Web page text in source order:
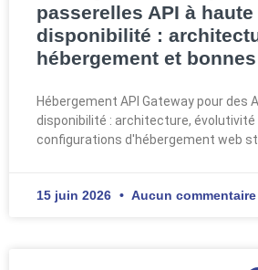
passerelles API à haute
disponibilité :
hébergement et
Hébergement API Gateway pour des
disponibilité : architecture,
configurations d'hébergement web
15 juin 2026 Aucun commentaire